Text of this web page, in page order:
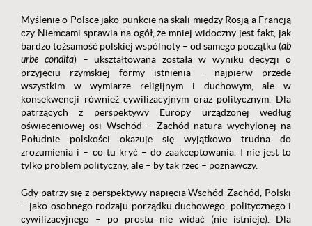
Myślenie o Polsce jako punkcie na skali między Rosją a Francją
czy Niemcami sprawia na ogół, że mniej widoczny jest fakt, jak
bardzo tożsamość polskiej wspólnoty – od samego początku (ab
urbe condita) – ukształtowana została w wyniku decyzji o
przyjęciu rzymskiej formy istnienia – najpierw przede
wszystkim w wymiarze religijnym i duchowym, ale w
konsekwencji również cywilizacyjnym oraz politycznym. Dla
patrzących z perspektywy Europy urządzonej według
oświeceniowej osi Wschód – Zachód natura wychylonej na
Południe polskości okazuje się wyjątkowo trudna do
zrozumienia i – co tu kryć – do zaakceptowania. I nie jest to
tylko problem polityczny, ale – by tak rzec – poznawczy.
Gdy patrzy się z perspektywy napięcia Wschód-Zachód, Polski
– jako osobnego rodzaju porządku duchowego, politycznego i
cywilizacyjnego – po prostu nie widać (nie istnieje). Dla